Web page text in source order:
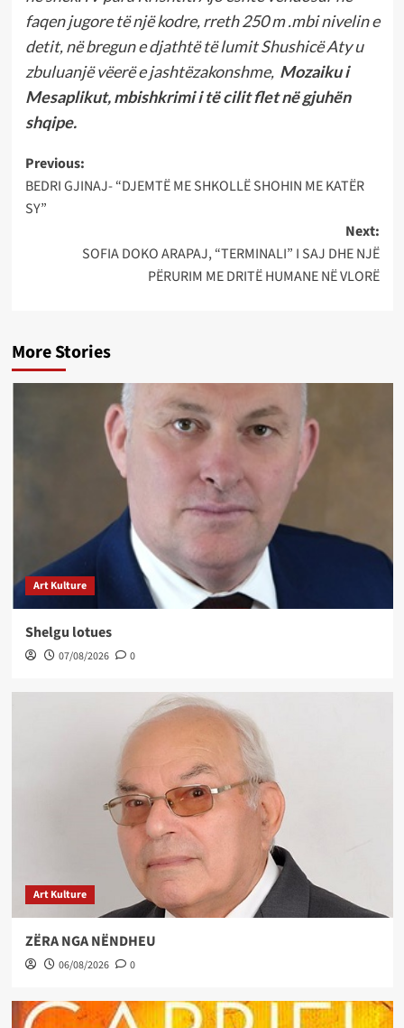
faqen jugore të një kodre, rreth 250 m .mbi nivelin e
detit, në bregun e djathtë të lumit Shushicë Aty u
zbuluanjë vëerë e jashtëzakonshme, Mozaiku i
Mesaplikut, mbishkrimi i të cilit flet në gjuhën
shqipe.
Post
navigation
Previous:
BEDRI GJINAJ- “DJEMTË ME SHKOLLË SHOHIN ME KATËR
SY”
Next:
SOFIA DOKO ARAPAJ, “TERMINALI” I SAJ DHE NJË
PËRURIM ME DRITË HUMANE NË VLORË
More Stories
Art Kulture
Shelgu lotues
07/08/2026 0
Art Kulture
ZËRA NGA NËNDHEU
06/08/2026 0